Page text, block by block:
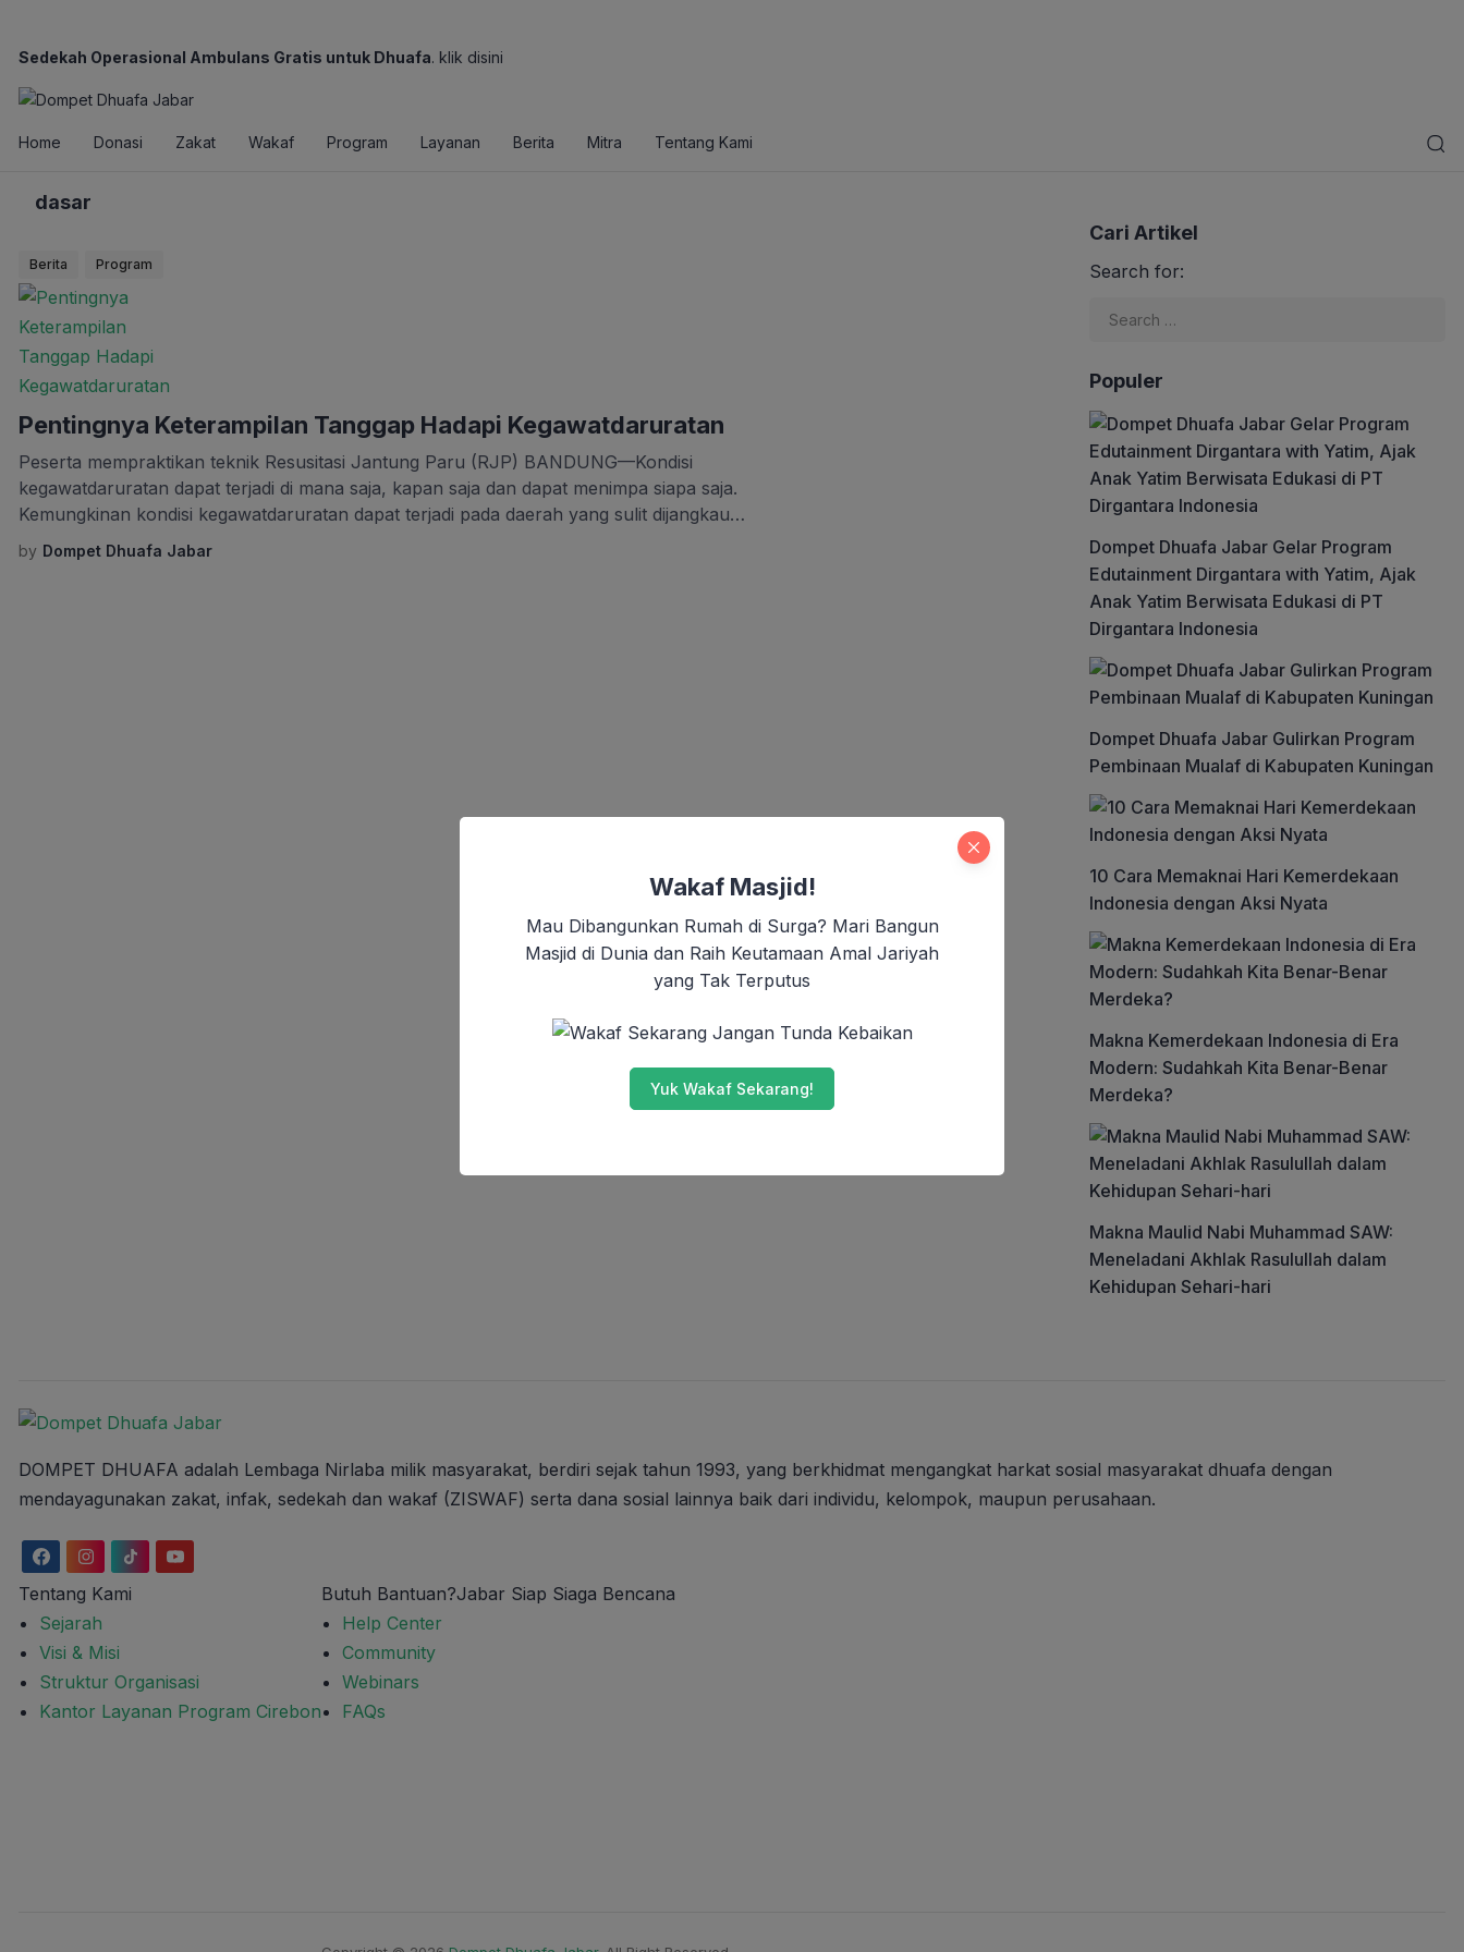
Sedekah Operasional Ambulans Gratis untuk Dhuafa. klik disini
Home Donasi Zakat Wakaf Program Layanan Berita Mitra Tentang Kami
dasar
Berita Program
Pentingnya Keterampilan Tanggap Hadapi Kegawatdaruratan
Peserta mempraktikan teknik Resusitasi Jantung Paru (RJP) BANDUNG—Kondisi
kegawatdaruratan dapat terjadi di mana saja, kapan saja dan dapat menimpa siapa saja.
Kemungkinan kondisi kegawatdaruratan dapat terjadi pada daerah yang sulit dijangkau
petugas kesehatan. Pada kondisi itulah peran serta masyarakat membantu korban
sebelum ditangani petugas kesehatan menjadi sangat penting. Hal inilah yang
by Dompet Dhuafa Jabar
Cari Artikel
Search for:
Populer
Dompet Dhuafa Jabar Gelar Program
Edutainment Dirgantara with Yatim, Ajak
Anak Yatim Berwisata Edukasi di PT
Dirgantara Indonesia
Dompet Dhuafa Jabar Gulirkan Program
Pembinaan Mualaf di Kabupaten Kuningan
10 Cara Memaknai Hari Kemerdekaan
Indonesia dengan Aksi Nyata
Makna Kemerdekaan Indonesia di Era
Modern: Sudahkah Kita Benar-Benar
Merdeka?
Makna Maulid Nabi Muhammad SAW:
Meneladani Akhlak Rasulullah dalam
Kehidupan Sehari-hari
DOMPET DHUAFA adalah Lembaga Nirlaba milik masyarakat, berdiri sejak tahun 1993, yang berkhidmat mengangkat harkat sosial masyarakat dhuafa dengan
mendayagunakan zakat, infak, sedekah dan wakaf (ZISWAF) serta dana sosial lainnya baik dari individu, kelompok, maupun perusahaan.
Tentang Kami
Sejarah
Visi & Misi
Struktur Organisasi
Kantor Layanan Program Cirebon
Butuh Bantuan?
Help Center
Community
Webinars
FAQs
Jabar Siap Siaga Bencana
Wakaf Masjid!
Mau Dibangunkan Rumah di Surga? Mari Bangun
Masjid di Dunia dan Raih Keutamaan Amal Jariyah
yang Tak Terputus
Jangan Tunda Kebaikan
Yuk Wakaf Sekarang!